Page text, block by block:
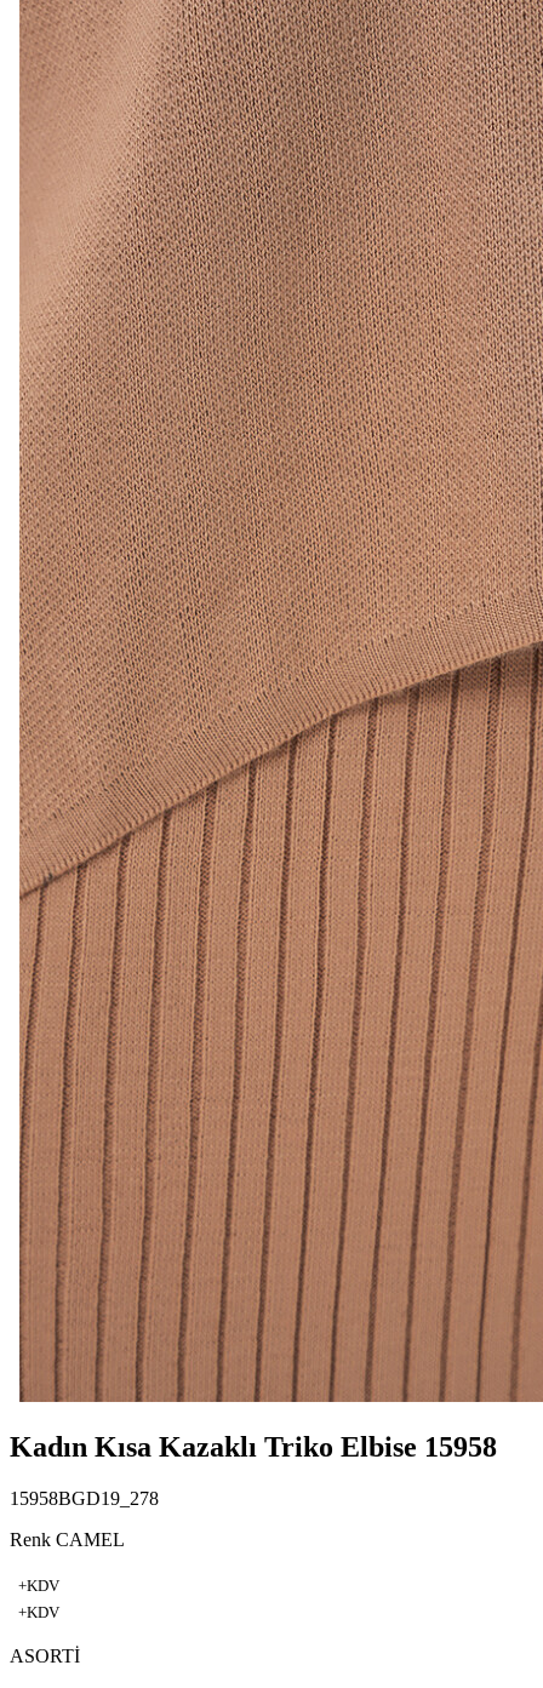
Kadın Kısa Kazaklı Triko Elbise 15958
15958BGD19_278
Renk CAMEL
+KDV
+KDV
ASORTİ